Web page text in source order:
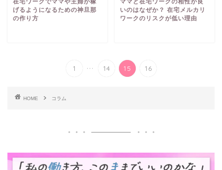
在宅ワークでママや主婦が稼
げるようになるための神旦那
の作り方
ママと在宅ワークの相性が良
いのはなぜか？ 在宅メルカリ
ワークのリスクが低い理由
1 ... 14 15 16
HOME コラム